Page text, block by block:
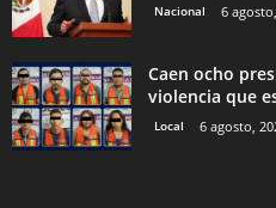
Nacional 6
Caen ocho
violencia que
Local 6 agosto,